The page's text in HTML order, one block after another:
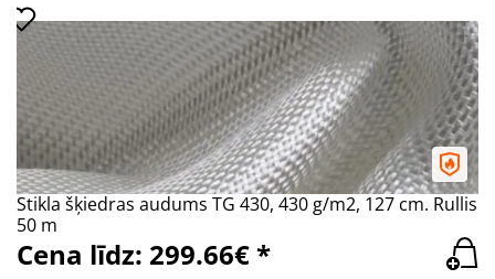
Stikla šķiedras audums TG 430, 430 g/m2, 127 cm. Rullis
50 m
Cena līdz: 299.66€ *